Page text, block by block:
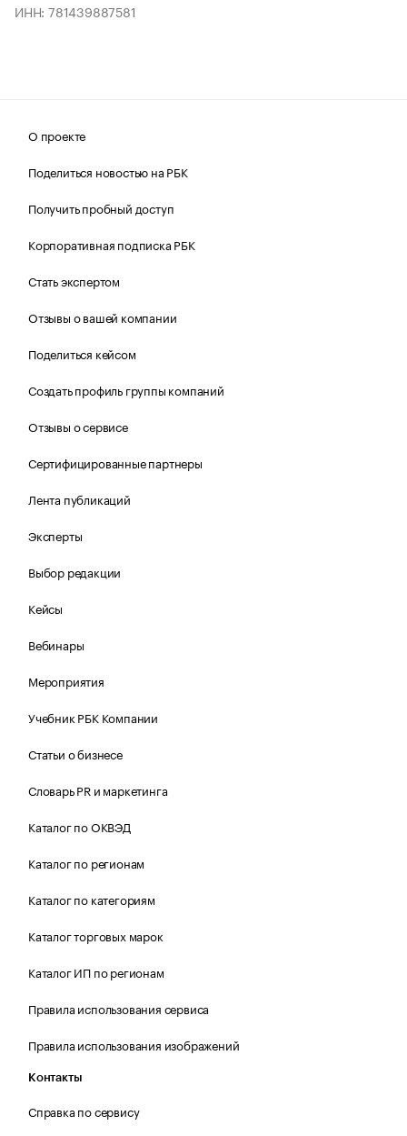
ИНН: 781439887581
О проекте
Поделиться новостью на РБК
Получить пробный доступ
Корпоративная подписка РБК
Стать экспертом
Отзывы о вашей компании
Поделиться кейсом
Создать профиль группы компаний
Отзывы о сервисе
Сертифицированные партнеры
Лента публикаций
Эксперты
Выбор редакции
Кейсы
Вебинары
Мероприятия
Учебник РБК Компании
Статьи о бизнесе
Словарь PR и маркетинга
Каталог по ОКВЭД
Каталог по регионам
Каталог по категориям
Каталог торговых марок
Каталог ИП по регионам
Правила использования сервиса
Правила использования изображений
Контакты
Справка по сервису